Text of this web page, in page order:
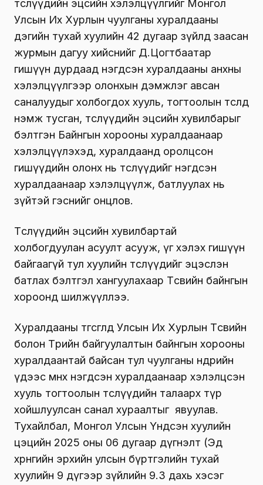
төслүүдийн эцсийн хэлэлцүүлгийг Монгол
Улсын Их Хурлын чуулганы хуралдааны
дэгийн тухай хуулийн 42 дугаар зүйлд заасан
журмын дагуу хийснийг Д.Цогтбаатар
гишүүн дурдаад нэгдсэн хуралдааны анхны
хэлэлцүүлгээр олонхын дэмжлэг авсан
саналуудыг холбогдох хууль, тогтоолын төсөлд
нэмж тусган, төслүүдийн эцсийн хувилбарыг
бэлтгэн Байнгын хорооны хуралдаанаар
хэлэлцүүлэхэд, хуралдаанд оролцсон
гишүүдийн олонх нь төслүүдийг нэгдсэн
хуралдаанаар хэлэлцүүлж, батлуулах нь
зүйтэй гэснийг онцлов.
Төслүүдийн эцсийн хувилбартай
холбогдуулан асуулт асууж, үг хэлэх гишүүн
байгаагүй тул хуулийн төслүүдийг эцэслэн
батлах бэлтгэл хангуулахаар Төсвийн байнгын
хороонд шилжүүллээ.
Хуралдааны төгсгөлд Улсын Их Хурлын Төсвийн
болон Төрийн байгуулалтын байнгын хорооны
хуралдаантай байсан тул чуулганы өнөөдрийн
үдээс өмнөх нэгдсэн хуралдаанаар хэлэлцсэн
хууль тогтоолын төслүүдийн талаарх түр
хойшлуулсан санал хураалтыг явуулав.
Тухайлбал, Монгол Улсын Үндсэн хуулийн
цэцийн 2025 оны 06 дугаар дүгнэлт (Эд
хөрөнгийн эрхийн улсын бүртгэлийн тухай
хуулийн 9 дүгээр зүйлийн 9.3 дахь хэсэг